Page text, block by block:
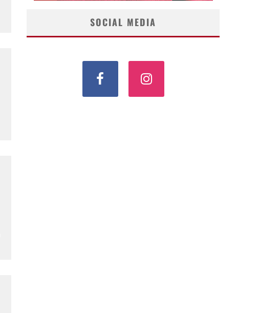
SOCIAL MEDIA